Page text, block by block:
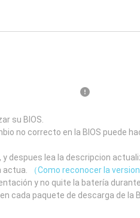
su BIOS.
no correcto en la BIOS puede
y despues lea la descripcion
actua.
（Como reconocer la version
y no quite la batería
cada paquete de descarga de la